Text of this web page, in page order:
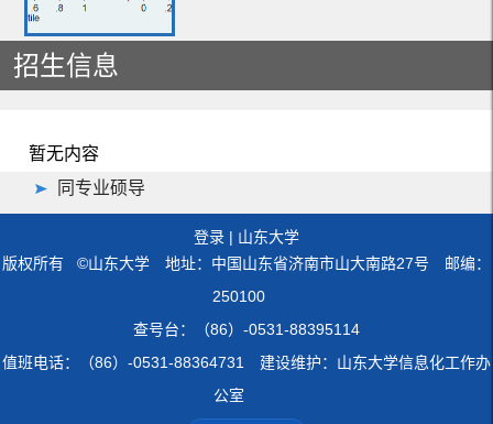
招生信息
暂无内容
同专业硕导
登录 | 山东大学
版权所有 ©山东大学 地址：中国山东省济南市山大南路27号 邮编：
250100
查号台：（86）-0531-88395114
值班电话：（86）-0531-88364731 建设维护：山东大学信息化工作办
公室